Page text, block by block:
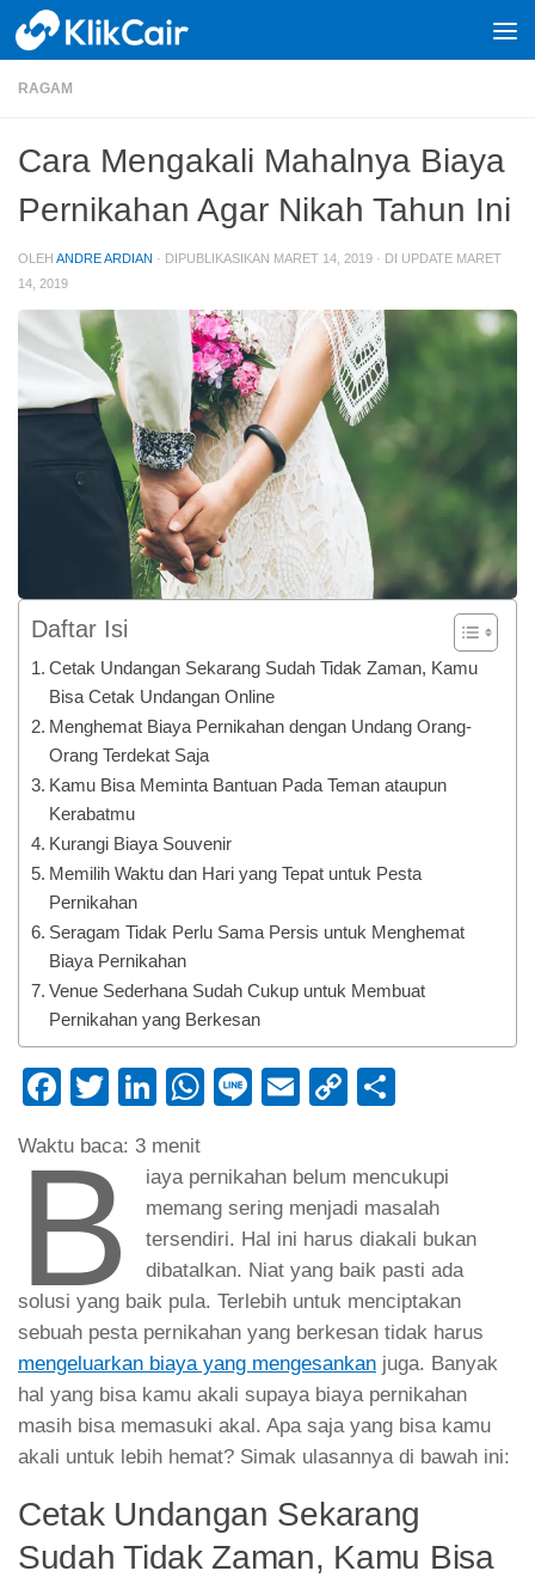
Skip to content
RAGAM
Cara Mengakali Mahalnya Biaya
Pernikahan Agar Nikah Tahun Ini
OLEH ANDRE ARDIAN · DIPUBLIKASIKAN MARET 14, 2019 · DI UPDATE MARET
14, 2019
Daftar Isi
Cetak Undangan Sekarang Sudah Tidak Zaman, Kamu
Bisa Cetak Undangan Online
Menghemat Biaya Pernikahan dengan Undang Orang-
Orang Terdekat Saja
Kamu Bisa Meminta Bantuan Pada Teman ataupun
Kerabatmu
Kurangi Biaya Souvenir
Memilih Waktu dan Hari yang Tepat untuk Pesta
Pernikahan
Seragam Tidak Perlu Sama Persis untuk Menghemat
Biaya Pernikahan
Venue Sederhana Sudah Cukup untuk Membuat
Pernikahan yang Berkesan
Facebook
TwitterLinkedIn
WhatsApp
LineEmailCopy
Waktu baca: 3 menit
B
iaya pernikahan belum mencukupi
memang sering menjadi masalah
tersendiri. Hal ini harus diakali bukan
dibatalkan. Niat yang baik pasti ada
solusi yang baik pula. Terlebih untuk menciptakan
sebuah pesta pernikahan yang berkesan tidak harus
mengeluarkan biaya yang mengesankan juga. Banyak
hal yang bisa kamu akali supaya biaya pernikahan
masih bisa memasuki akal. Apa saja yang bisa kamu
akali untuk lebih hemat? Simak ulasannya di bawah ini:
Cetak Undangan Sekarang
Sudah Tidak Zaman, Kamu Bisa